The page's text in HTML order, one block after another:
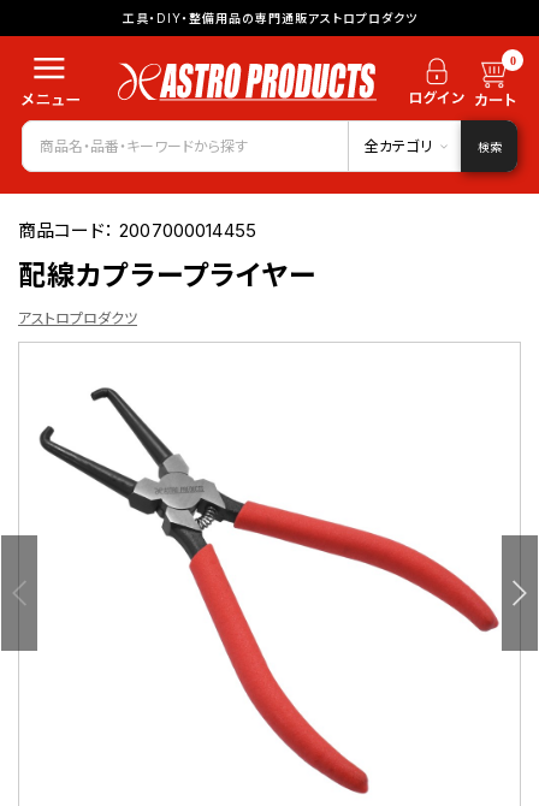
工具・DIY・整備用品の専門通販アストロプロダクツ
0
全カテゴリ 検索
商品コード：2007000014455
配線カプラープライヤー
アストロプロダクツ